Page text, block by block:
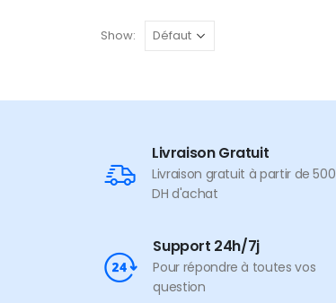
Show:
Livraison Gratuit
Livraison gratuit à partir de 500
DH d'achat
Support 24h/7j
Pour répondre à toutes vos
question